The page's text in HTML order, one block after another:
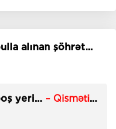
alınan şöhrət?
yeri… – Qismətin